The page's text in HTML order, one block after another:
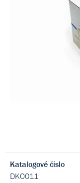
Katalogové číslo
DKO011